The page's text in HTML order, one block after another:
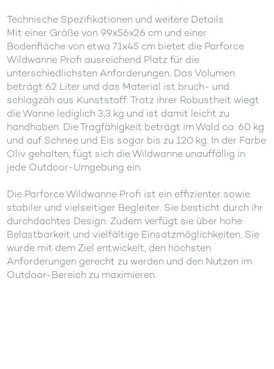
Technische Spezifikationen und weitere Details
Mit einer Größe von 99x56x26 cm und einer
Bodenfläche von etwa 71x45 cm bietet die Parforce
Wildwanne Profi ausreichend Platz für die
unterschiedlichsten Anforderungen. Das Volumen
beträgt 62 Liter und das Material ist bruch- und
schlagzäh aus Kunststoff. Trotz ihrer Robustheit wiegt
die Wanne lediglich 3,3 kg und ist damit leicht zu
handhaben. Die Tragfähigkeit beträgt im Wald ca. 60 kg
und auf Schnee und Eis sogar bis zu 120 kg. In der Farbe
Oliv gehalten, fügt sich die Wildwanne unauffällig in
jede Outdoor-Umgebung ein.
Die Parforce Wildwanne Profi ist ein effizienter sowie
stabiler und vielseitiger Begleiter. Sie besticht durch ihr
durchdachtes Design. Zudem verfügt sie über hohe
Belastbarkeit und vielfältige Einsatzmöglichkeiten. Sie
wurde mit dem Ziel entwickelt, den höchsten
Anforderungen gerecht zu werden und den Nutzen im
Outdoor-Bereich zu maximieren.